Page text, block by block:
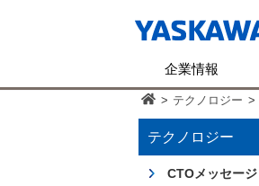
企業情報
> テクノロジー >
テクノロジー
CTOメッセージ